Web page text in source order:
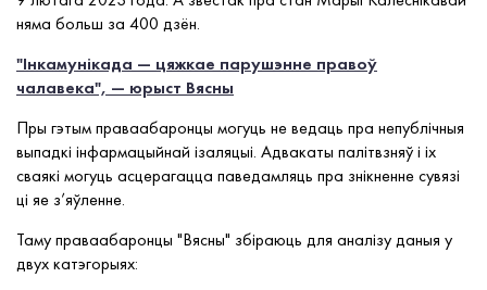
няма больш за 400 дзён.
"Інкамунікада — цяжкае парушэнне правоў
чалавека", — юрыст Вясны
Пры гэтым праваабаронцы могуць не ведаць пра непублічныя
выпадкі інфармацыйнай ізаляцыі. Адвакаты палітвзняў і іх
сваякі могуць асцерагацца паведамляць пра знікненне сувязі
ці яе з’яўленне.
Таму праваабаронцы "Вясны" збіраюць для аналізу даныя у
двух катэгорыях: